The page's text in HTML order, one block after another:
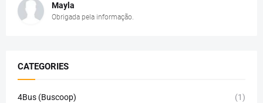
Mayla
Obrigada pela informação.
CATEGORIES
4Bus (Buscoop) (1)